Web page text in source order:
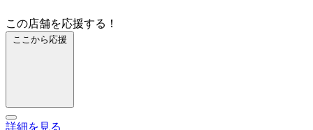
この店舗を応援する！
ここから応援
詳細を見る